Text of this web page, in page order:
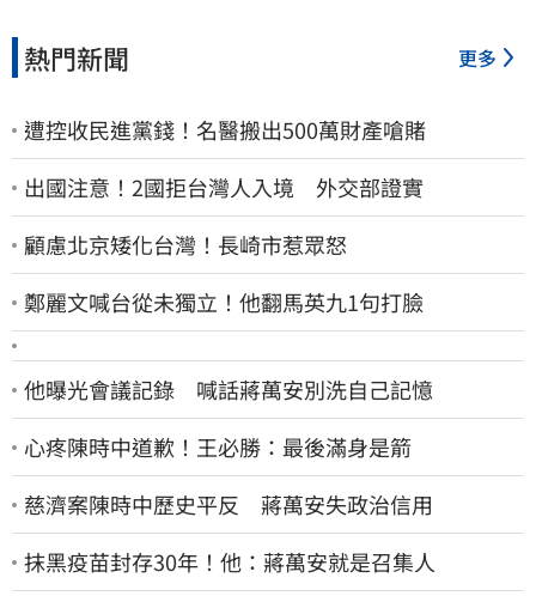
熱門新聞 更多
遭控收民進黨錢！名醫搬出500萬財產嗆賭
出國注意！2國拒台灣人入境 外交部證實
顧慮北京矮化台灣！長崎市惹眾怒
鄭麗文喊台從未獨立！他翻馬英九1句打臉
他曝光會議記錄 喊話蔣萬安別洗自己記憶
心疼陳時中道歉！王必勝：最後滿身是箭
慈濟案陳時中歷史平反 蔣萬安失政治信用
抹黑疫苗封存30年！他：蔣萬安就是召集人